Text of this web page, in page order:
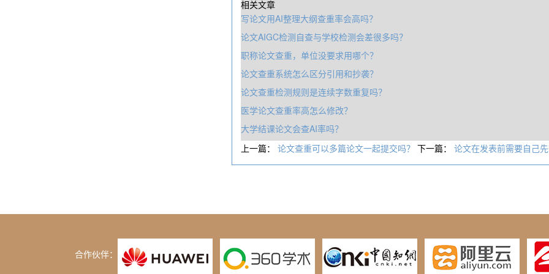
相关文章
写论文用AI整理大纲查重率会高吗？
论文AIGC检测自查与学校检测会差很多吗？
职‎称论文查重，单位没要求用哪个？
论文查重系统怎么区分引用和抄袭？
论文查重检测规则是连续字数重复吗？
医学论文查重率高怎么修改？
大学结课论文会查AI率吗？
上一篇： 论文查重可以多篇论文一起提交吗？ 下一篇： 论文在发表前需要自己
合作伙伴：